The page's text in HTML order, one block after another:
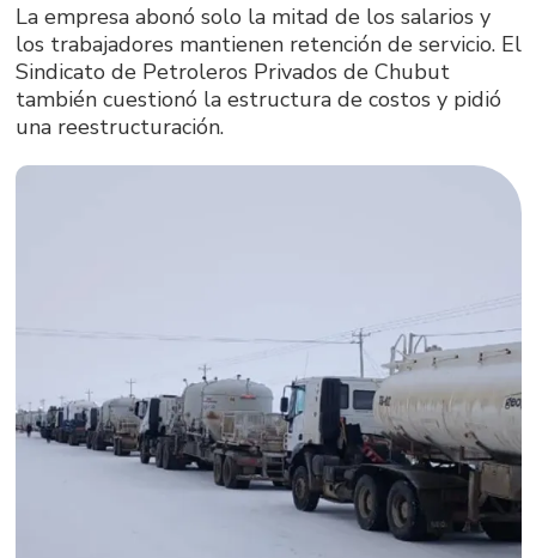
La empresa abonó solo la mitad de los salarios y
los trabajadores mantienen retención de servicio. El
Sindicato de Petroleros Privados de Chubut
también cuestionó la estructura de costos y pidió
una reestructuración.